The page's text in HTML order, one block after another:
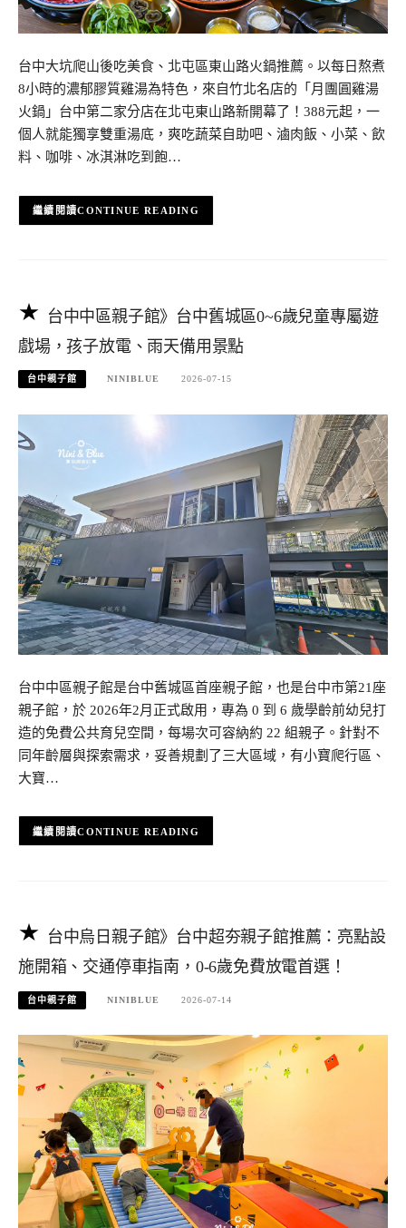
台中大坑爬山後吃美食、北屯區東山路火鍋推薦。以每日熬煮
8小時的濃郁膠質雞湯為特色，來自竹北名店的「月團圓雞湯
火鍋」台中第二家分店在北屯東山路新開幕了！388元起，一
個人就能獨享雙重湯底，爽吃蔬菜自助吧、滷肉飯、小菜、飲
料、咖啡、冰淇淋吃到飽…
CONTINUE READING
台中中區親子館》台中舊城區0~6歲兒童專屬遊
戲場，孩子放電、雨天備用景點
台中親子館 NINIBLUE 2026-07-15
台中中區親子館是台中舊城區首座親子館，也是台中市第21座
親子館，於 2026年2月正式啟用，專為 0 到 6 歲學齡前幼兒打
造的免費公共育兒空間，每場次可容納約 22 組親子。針對不
同年齡層與探索需求，妥善規劃了三大區域，有小寶爬行區、
大寶…
CONTINUE READING
台中烏日親子館》台中超夯親子館推薦：亮點設
施開箱、交通停車指南，0-6歲免費放電首選！
台中親子館 NINIBLUE 2026-07-14